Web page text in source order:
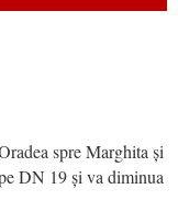
spre Marghita și
DN 19 și va diminua